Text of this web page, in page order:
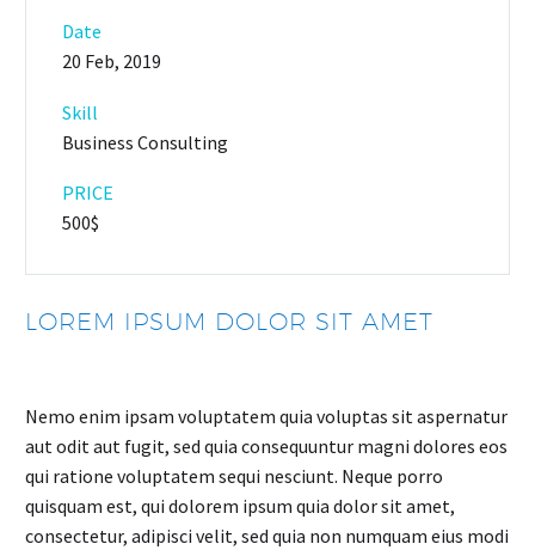
Date
20 Feb, 2019
Skill
Business Consulting
PRICE
500$
LOREM IPSUM DOLOR SIT AMET
Nemo enim ipsam voluptatem quia voluptas sit aspernatur
aut odit aut fugit, sed quia consequuntur magni dolores eos
qui ratione voluptatem sequi nesciunt. Neque porro
quisquam est, qui dolorem ipsum quia dolor sit amet,
consectetur, adipisci velit, sed quia non numquam eius modi